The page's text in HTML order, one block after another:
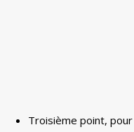
Troisième point,